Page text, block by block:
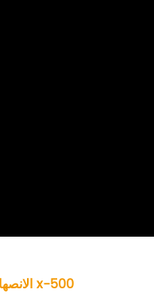
عملية الربط بالالياف من shinho الانصهار جهاز الربط x-500